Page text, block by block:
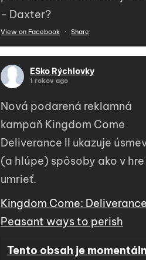
- Daxter?
View on Facebook · Share
ESko Rýchlovky
1 rokov ago
Nová podarená reklamná
kampaň Kingdom Come
Deliverance II ukazuje
(a hlúpe) spôsoby ako v hre
umrieť.
Kingdom Come:
Peasant ways to perish
Tento obsah je